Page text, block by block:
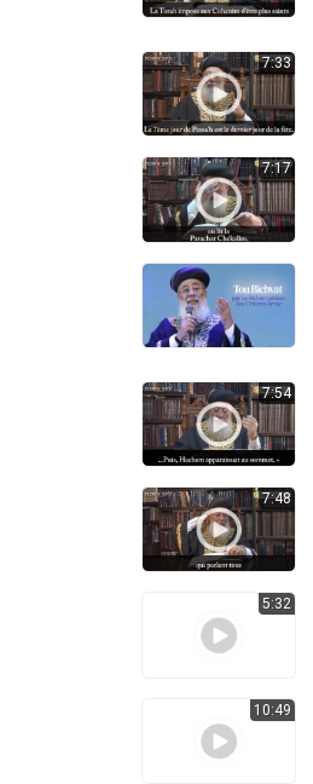
7:33
7:17
7:54
7:48
5:32
10:49